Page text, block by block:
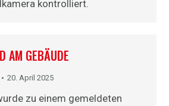
kontrolliert.
AM GEBÄUDE
20. April 2025
zu einem gemeldeten